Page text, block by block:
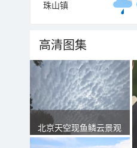
珠山镇
高清图集
北京天空现鱼鳞云景观